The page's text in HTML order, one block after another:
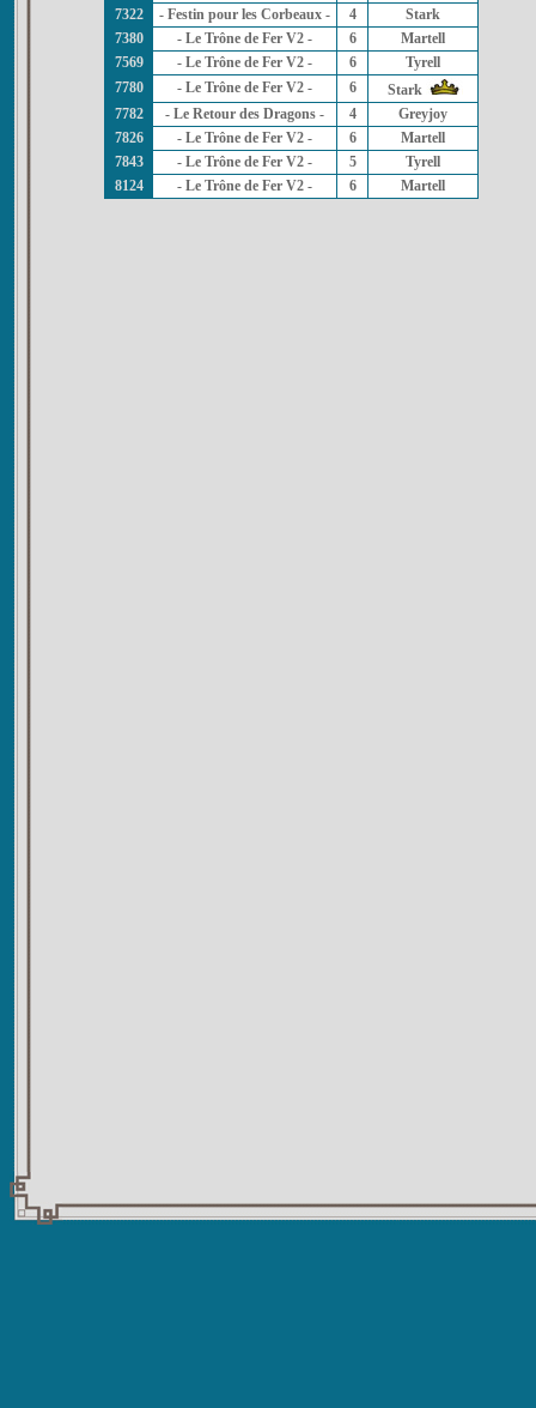
7322
- Festin pour les Corbeaux - 4
Stark
7380
- Le Trône de Fer V2 - 6
Martell
7569
- Le Trône de Fer V2 - 6
Tyrell
7780
- Le Trône de Fer V2 - 6
Stark
7782
- Le Retour des Dragons - 4
Greyjoy
7826
- Le Trône de Fer V2 - 6
Martell
7843
- Le Trône de Fer V2 - 5
Tyrell
8124
- Le Trône de Fer V2 - 6 Martell